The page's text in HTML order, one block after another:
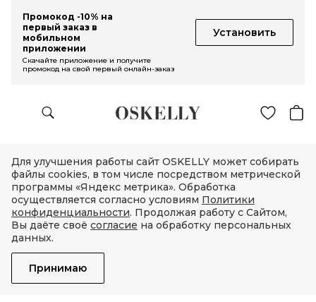
Промокод -10% на
первый заказ в
мобильном
приложении
Установить
Скачайте приложение и получите
промокод на свой первый онлайн-заказ
Для улучшения работы сайт OSKELLY может собирать
файлы cookies, в том числе посредством метрической
программы «Яндекс метрика». Обработка
осуществляется согласно условиям Политики
конфиденциальности. Продолжая работу с Сайтом,
Вы даёте своё согласие на обработку персональных
данных.
Принимаю